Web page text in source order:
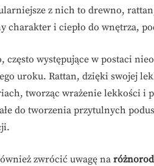
z nich to drewno,
charakter i ciepło do wnętrza,
często występujące w postaci
uroku. Rattan, dzięki swojej
tworząc wrażenie lekkości i
do tworzenia przytulnych
zwrócić uwagę na